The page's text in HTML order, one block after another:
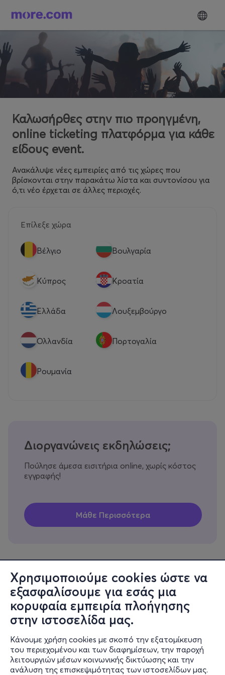
Χρησιμοποιούμε cookies ώστε να
εξασφαλίσουμε για εσάς μια
κορυφαία εμπειρία πλοήγησης
στην ιστοσελίδα μας.
Κάνουμε χρήση cookies με σκοπό την εξατομίκευση
του περιεχομένου και των διαφημίσεων, την παροχή
λειτουργιών μέσων κοινωνικής δικτύωσης και την
ανάλυση της επισκεψιμότητας των ιστοσελίδων μας.
Καλωσήρθες στην πιο προηγμένη,
online ticketing πλατφόρμα για κάθε
είδους event.
Ανακάλυψε νέες εμπειρίες από τις χώρες που
βρίσκονται στην παρακάτω λίστα και συντονίσου για
ό,τι νέο έρχεται σε άλλες περιοχές.
Επίλεξε χώρα
Βέλγιο Βουλγαρία
Κύπρος Κροατία
Eλλάδα Λουξεμβούργο
Ολλανδία Πορτογαλία
Ρουμανία
Διοργανώνεις εκδηλώσεις;
Πούλησε άμεσα εισιτήρια online, χωρίς κόστος
εγγραφής!
Πληροφορίες
Υποστήριξη
Stay Connected